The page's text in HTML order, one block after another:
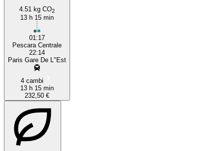
4.51 kg CO2
13 h 15 min
01:17
Pescara Centrale
22:14
Paris Gare De L"Est
4 cambi
13 h 15 min
232,50 €